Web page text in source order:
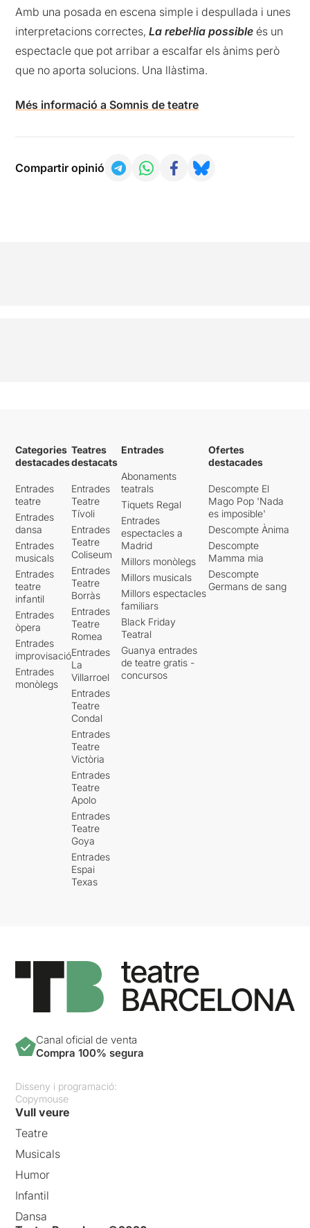
Amb una posada en escena simple i despullada i unes
interpretacions correctes,La rebel·lia possible és un
espectacle que pot arribar a escalfar els ànims però
que no aporta solucions. Una llàstima.
Més informació a Somnis de teatre
Compartir opinió
Categories
destacades
Entrades
teatre
Entrades
dansa
Entrades
musicals
Entrades
teatre
infantil
Entrades
òpera
Entrades
improvisació
Entrades
monòlegs
Teatres
destacats
Entrades
Teatre
Tívoli
Entrades
Teatre
Coliseum
Entrades
Teatre
Borràs
Entrades
Teatre
Romea
Entrades
La
Villarroel
Entrades
Teatre
Condal
Entrades
Teatre
Victòria
Entrades
Teatre
Apolo
Entrades
Teatre
Goya
Entrades
Espai
Texas
Entrades
Abonaments
teatrals
Tiquets Regal
Entrades
espectacles a
Madrid
Millors monòlegs
Millors musicals
Millors espectacles
familiars
Black Friday
Teatral
Guanya entrades
de teatre gratis -
concursos
Ofertes
destacades
Descompte El
Mago Pop 'Nada
es imposible'
Descompte Ànima
Descompte
Mamma mia
Descompte
Germans de sang
Canal oficial de venta
Compra 100% segura
Disseny i programació:
Copymouse
Vull veure
Teatre
Musicals
Humor
Infantil
Dansa